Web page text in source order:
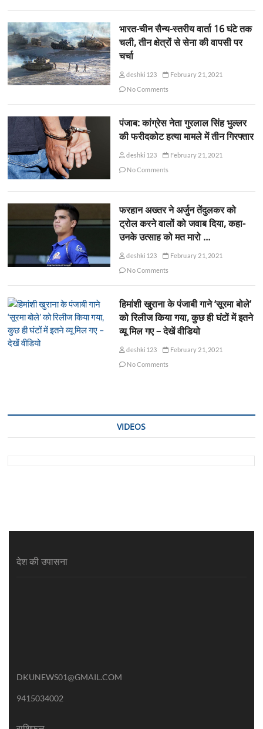
भारत-चीन सैन्य-स्तरीय वार्ता 16 घंटे तक
चली, तीन क्षेत्रों से सेना की वापसी पर
चर्चा
deshki123
February 21, 2021
No Comments
पंजाब: कांग्रेस नेता गुरलाल सिंह भुल्लर
की फरीदकोट हत्या मामले में तीन गिरफ्तार
deshki123
February 21, 2021
No Comments
फरहान अख्तर ने अर्जुन तेंदुलकर को
ट्रोल करने वालों को जवाब दिया, कहा-
उनके उत्साह को मत मारो …
deshki123
February 21, 2021
No Comments
हिमांशी खुराना के पंजाबी गाने ‘सूरमा बोले’
को रिलीज किया गया, कुछ ही घंटों में इतने
व्यू मिल गए – देखें वीडियो
deshki123
February 21, 2021
No Comments
VIDEOS
देश की उपासना
DKUNEWS01@GMAIL.COM
9415034002